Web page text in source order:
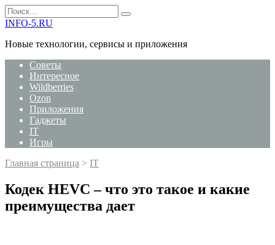
Перейти
к
Search
for:
INFO-5.RU
Новые технологии, сервисы и приложения
Советы
Интересное
Wildberries
Ozon
Приложения
Гаджеты
IT
Игры
Главная страница > IT
Кодек HEVC – что это такое и какие
преимущества дает